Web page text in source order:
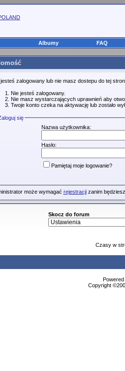
Albumy FAQ
zalogowany lub nie masz dostepu do tej
Nie jesteś zalogowany.
Nie masz wystarczających uprawnień aby
Twoje konto czeka na aktywację lub zostało
się
Nazwa użytkownika:
Hasło:
Pamiętaj moje logowanie?
może wymagać rejestracjizanim
Skocz do forum
Czasy w
Copyright